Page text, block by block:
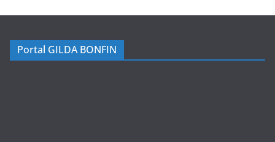
Portal GILDA BONFIN